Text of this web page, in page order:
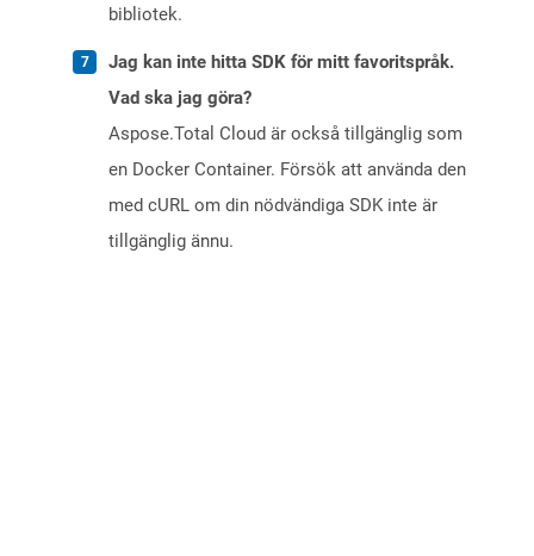
bibliotek.
Jag kan inte hitta SDK för mitt favoritspråk.
Vad ska jag göra?
Aspose.Total Cloud är också tillgänglig som
en Docker Container. Försök att använda den
med cURL om din nödvändiga SDK inte är
tillgänglig ännu.